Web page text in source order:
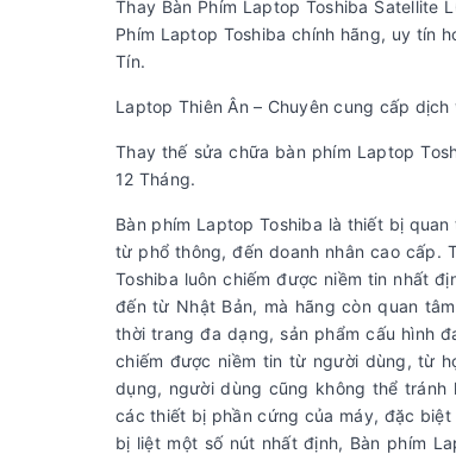
Thay Bàn Phím Laptop Toshiba Satellite
Phím Laptop Toshiba chính hãng, uy tín
Tín.
Laptop Thiên Ân – Chuyên cung cấp
Thay thế sửa chữa bàn phím Laptop
12 Tháng.
Bàn phím Laptop Toshiba là thiết bị
từ phổ thông, đến doanh nhân cao cấp.
Toshiba luôn chiếm được niềm tin nhất
đến từ Nhật Bản, mà hãng còn quan
thời trang đa dạng, sản phẩm cấu hình
chiếm được niềm tin từ người dùng, từ
dụng, người dùng cũng không thể
các thiết bị phần cứng của máy, đặc biệt
bị liệt một số nút nhất định, Bàn phím